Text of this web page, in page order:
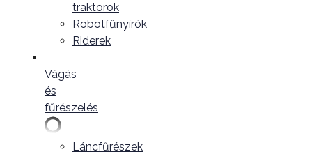
traktorok
Robotfűnyírók
Riderek
Vágás
és
fűrészelés
Láncfűrészek